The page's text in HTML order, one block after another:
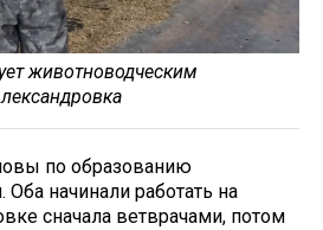
животноводческим
по образованию
начинали работать на
сначала ветврачами, потом